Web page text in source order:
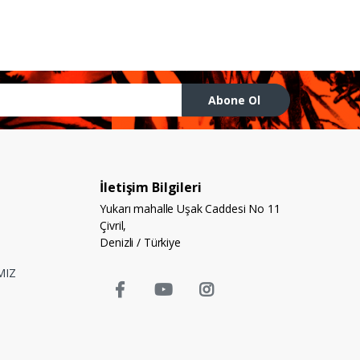
Abone Ol
İletişim Bilgileri
Yukarı mahalle Uşak Caddesi No 11
Çivril,
Denizli / Türkiye